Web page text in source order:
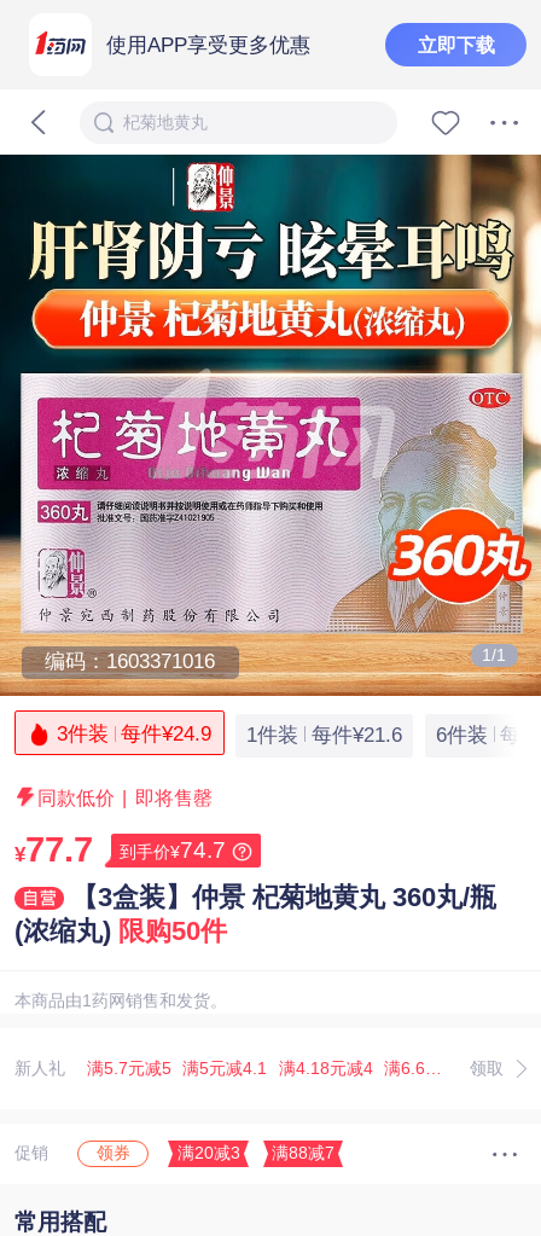
使用APP享受更多优惠 立即下载
杞菊地黄丸
1/1
编码：1603371016
3件装 每件¥24.9 1件装 每件¥21.6 6件装 每
同款低价 即将售罄
¥77.7 到手价¥74.7
【3盒装】仲景 杞菊地黄丸 360丸/瓶
(浓缩丸) 限购50件
本商品由1药网销售和发货。
新人礼 领取
满5.7元减5 满5元减4.1 满4.18元减4 满6.67元减5.07 满
促销 领券 满20减3 满88减7
常用搭配